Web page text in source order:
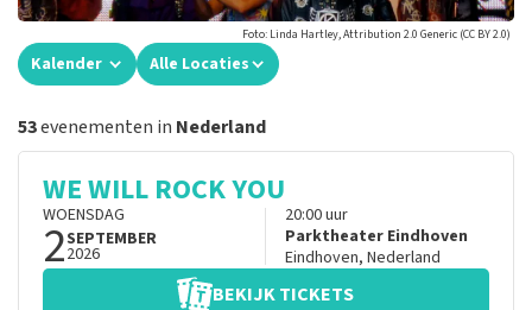
Foto: Linda Hartley, Attribution 2.0 Generic (CC BY 2.0)
Kalender Alle Locaties
53evenementen in Nederland
WE WILL ROCK YOU
WOENSDAG
2SEPTEMBER
2026
20:00uur
Parktheater Eindhoven
Eindhoven, Nederland
BEKIJK TICKETS